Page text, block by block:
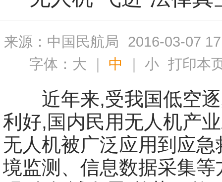
来源：中国民航局
2016-03-07
字体： 大 ｜ 中 ｜小 打印本
近年来,受我国低空逐
利好,国内民用无人机产
无人机被广泛应用到应急
境监测、信息数据采集等
打
导
盲